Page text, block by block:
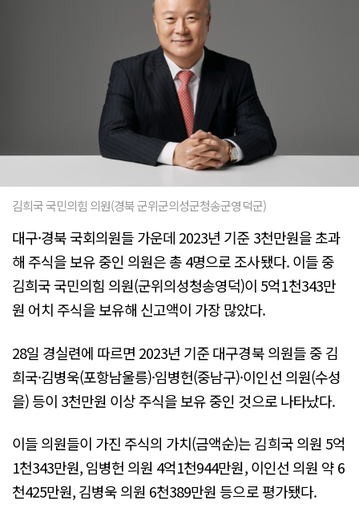
김희국 국민의힘 의원(경북 군위군의성군청송군영덕군)
대구·경북 국회의원들 가운데 2023년 기준 3천만원을 초과
해 주식을 보유 중인 의원은 총 4명으로 조사됐다. 이들 중
김희국 국민의힘 의원(군위의성청송영덕)이 5억1천343만
원 어치 주식을 보유해 신고액이 가장 많았다.
28일 경실련에 따르면 2023년 기준 대구경북 의원들 중 김
희국·김병욱(포항남울릉)·임병헌(중남구)·이인선 의원(수성
을) 등이 3천만원 이상 주식을 보유 중인 것으로 나타났다.
이들 의원들이 가진 주식의 가치(금액순)는 김희국 의원 5억
1천343만원, 임병헌 의원 4억1천944만원, 이인선 의원 약 6
천425만원, 김병욱 의원 6천389만원 등으로 평가됐다.